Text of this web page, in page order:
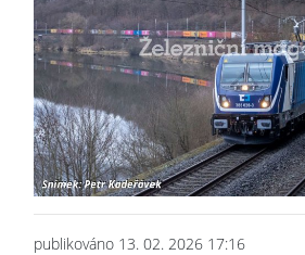
publikováno 13. 02. 2026 17:16